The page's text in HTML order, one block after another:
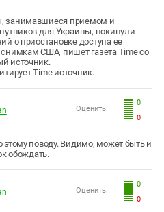
занимавшиеся приемом и
для Украины, покинули
о приостановке доступа ее
США, пишет газета Time со
источник.
Time источник.
0
0
Оценить:
поводу. Видимо, может быть и
обождать.
0
0
Оценить: